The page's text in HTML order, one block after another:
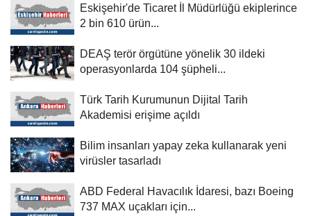
Eskişehir'de Ticaret İl Müdürlüğü ekiplerince
2 bin 610 ürün...
DEAŞ terör örgütüne yönelik 30 ildeki
operasyonlarda 104 şüpheli...
Türk Tarih Kurumunun Dijital Tarih
Akademisi erişime açıldı
Bilim insanları yapay zeka kullanarak yeni
virüsler tasarladı
ABD Federal Havacılık İdaresi, bazı Boeing
737 MAX uçakları için...